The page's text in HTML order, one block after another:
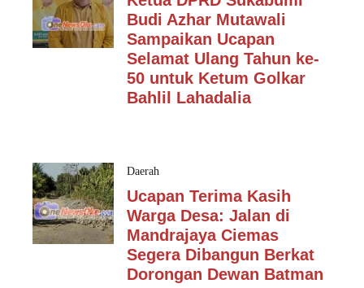
Budi Azhar Mutawali
Sampaikan Ucapan
Selamat Ulang Tahun ke-
50 untuk Ketum Golkar
Bahlil Lahadalia
Daerah
Ucapan Terima Kasih
Warga Desa: Jalan di
Mandrajaya Ciemas
Segera Dibangun Berkat
Dorongan Dewan Batman